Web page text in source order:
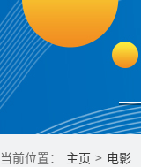
当前位置： 主页 > 电影